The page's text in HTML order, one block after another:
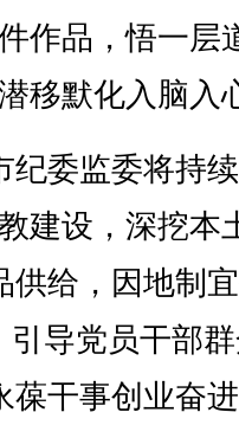
作品，悟一层
移默化入脑入
委监委将持
建设，深挖本
供给，因地制
引导党员干部
葆干事创业奋